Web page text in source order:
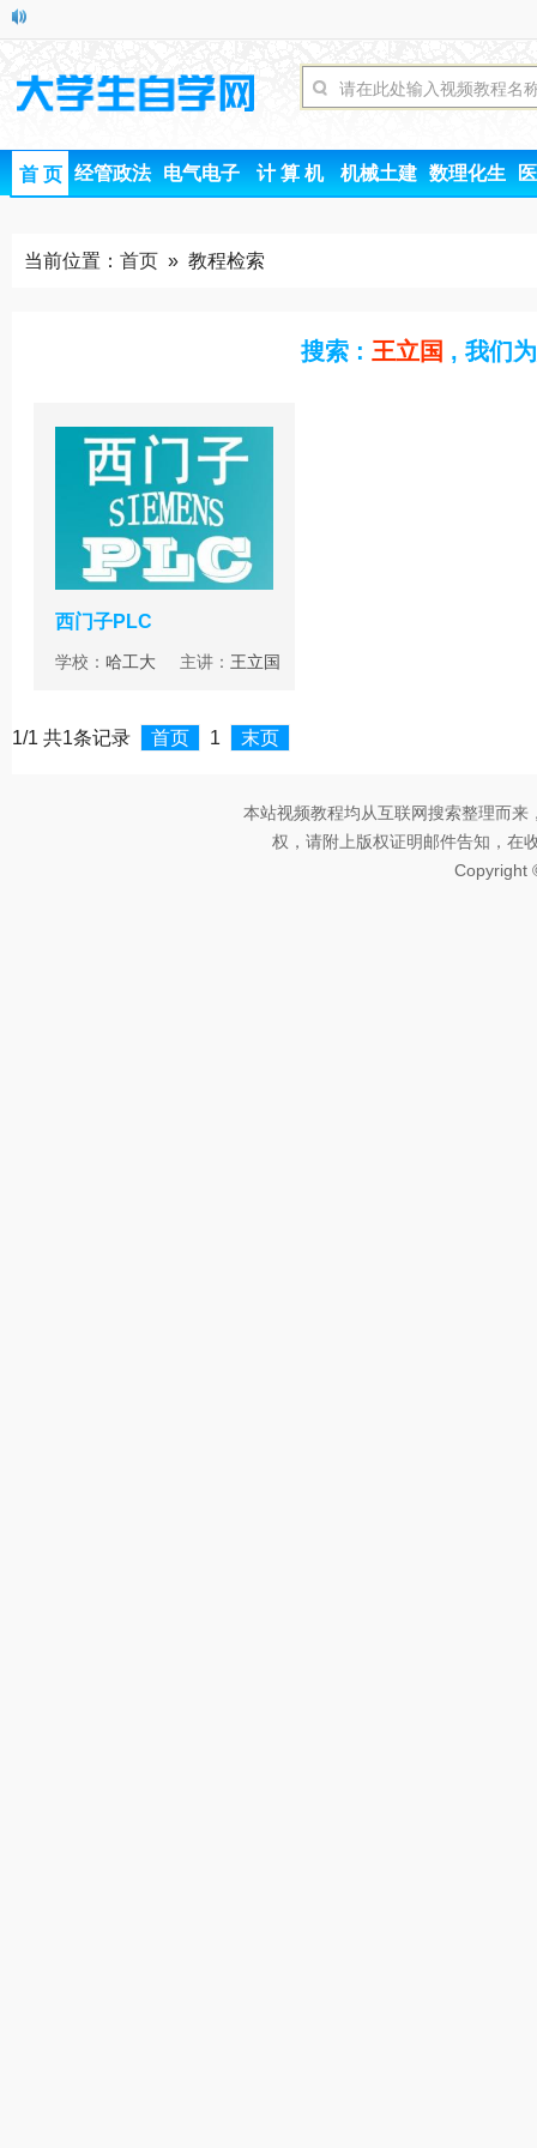
首 页 经管政法 电气电子 计 算 机 机械土建 数理化生
当前位置： 首页 » 教程检索
搜索 : 王立国 , 我们
西门子PLC
学校： 哈工大 主讲： 王立国
1/1 共1条记录 首页 1 末页
本站视频教程均从互联网搜索整理而
权，请附上版权证明邮件告知，在
Copyright